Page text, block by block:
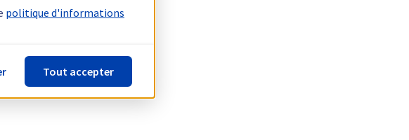
politique d'informations
Tout accepter